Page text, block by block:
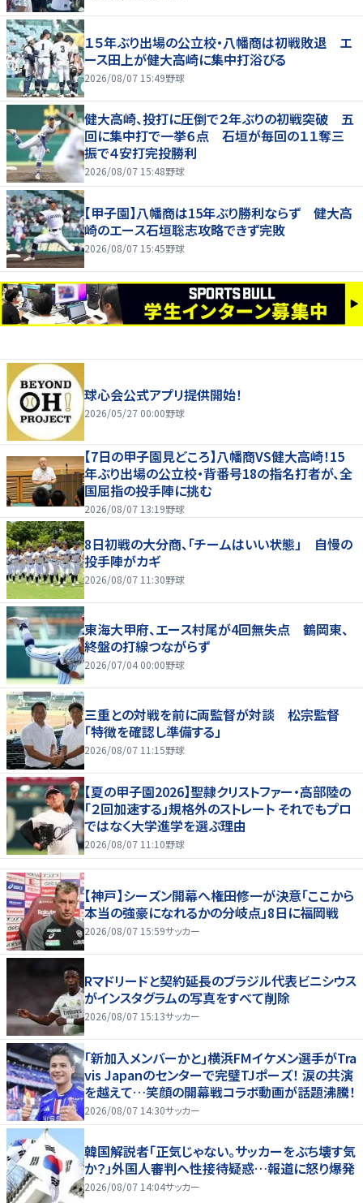
１５年ぶり出場の公立校・八幡商は初戦敗退 エ
ース田上が健大高崎に集中打浴びる
2026/08/07 15:49野球
健大高崎、投打に圧倒で２年ぶりの初戦突破 五
回に集中打で一挙６点 石垣が毎回の１１奪三
振で４安打完投勝利
2026/08/07 15:48野球
【甲子園】八幡商は15年ぶり勝利ならず 健大高
崎のエース石垣聡志攻略できず完敗
2026/08/07 15:45野球
球心会公式アプリ提供開始！
2026/05/27 00:00野球
【7日の甲子園見どころ】八幡商VS健大高崎！15
年ぶり出場の公立校・背番号18の指名打者が、全
国屈指の投手陣に挑む
2026/08/07 13:19野球
8日初戦の大分商、「チームはいい状態」 自慢の
投手陣がカギ
2026/08/07 11:30野球
東海大甲府、エース村尾が4回無失点 鶴岡東、
終盤の打線つながらず
2026/07/04 00:00野球
三重との対戦を前に両監督が対談 松宗監督
「特徴を確認し準備する」
2026/08/07 11:15野球
【夏の甲子園2026】聖隷クリストファー・高部陸の
「２回加速する」規格外のストレート それでもプロ
ではなく大学進学を選ぶ理由
2026/08/07 11:10野球
【神戸】シーズン開幕へ権田修一が決意「ここから
本当の強豪になれるかの分岐点」8日に福岡戦
2026/08/07 15:59サッカー
Rマドリードと契約延長のブラジル代表ビニシウス
がインスタグラムの写真をすべて削除
2026/08/07 15:13サッカー
｢新加入メンバーかと｣横浜FMイケメン選手がTra
vis Japanのセンターで完璧TJポーズ！ 涙の共演
を越えて…笑顔の開幕戦コラボ動画が話題沸騰！
2026/08/07 14:30サッカー
韓国解説者「正気じゃない。サッカーをぶち壊す気
か？」外国人審判へ性接待疑惑…報道に怒り爆発
2026/08/07 14:04サッカー